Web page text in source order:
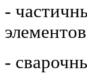
-
-